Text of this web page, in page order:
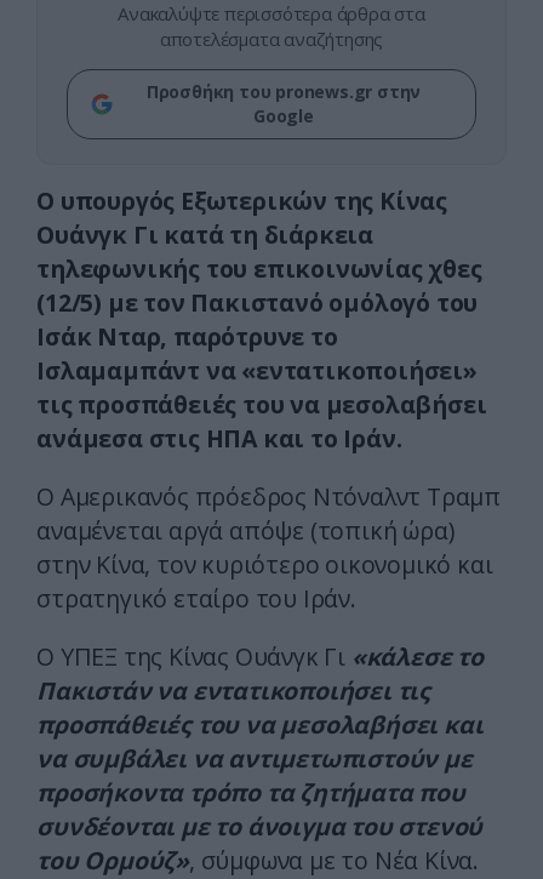
Ανακαλύψτε περισσότερα άρθρα στα
αποτελέσματα αναζήτησης
Προσθήκη του pronews.gr στην
Google
Ο υπουργός Εξωτερικών της Κίνας
Ουάνγκ Γι κατά τη διάρκεια
τηλεφωνικής του επικοινωνίας χθες
(12/5) με τον Πακιστανό ομόλογό του
Ισάκ Νταρ, παρότρυνε το
Ισλαμαμπάντ να «εντατικοποιήσει»
τις προσπάθειές του να μεσολαβήσει
ανάμεσα στις ΗΠΑ και το Ιράν.
Ο Αμερικανός πρόεδρος Ντόναλντ Τραμπ
αναμένεται αργά απόψε (τοπική ώρα)
στην Κίνα, τον κυριότερο οικονομικό και
στρατηγικό εταίρο του Ιράν.
Ο ΥΠΕΞ της Κίνας Ουάνγκ Γι«κάλεσε το
Πακιστάν να εντατικοποιήσει τις
προσπάθειές του να μεσολαβήσει και
να συμβάλει να αντιμετωπιστούν με
προσήκοντα τρόπο τα ζητήματα που
συνδέονται με το άνοιγμα του στενού
του Ορμούζ», σύμφωνα με το Νέα Κίνα.